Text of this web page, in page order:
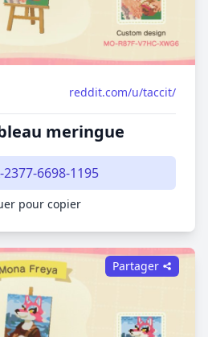
reddit.com/u/taccit/
meringue
2377-6698-1195
pour copier
Partager